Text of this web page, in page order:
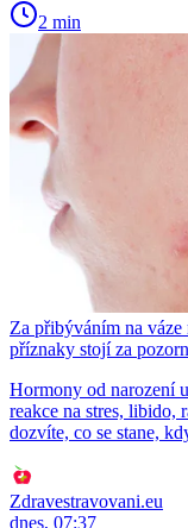
2 min
Za přibýváním na
příznaky stojí za
Hormony od narození
reakce na stres, libido,
dozvíte, co se stane,
Zdravestravovani.eu
dnes, 07:37